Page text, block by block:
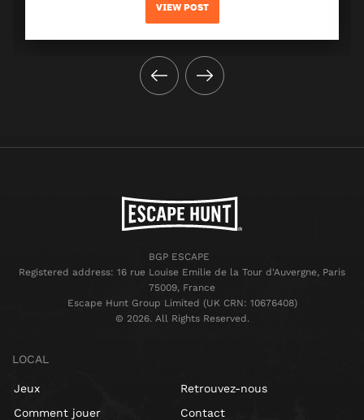
VIEW POST
BGP ESCAPE
Registered address: 16 rue Louise Emilie de la Tour d'Auvergne, Paris
75009, France
Escape Hunt Group Limited (UK CRN: 10676408)
©️ 2026. All Rights Reserved.
LOCAL
Jeux
Comment jouer
Retrouvez-nous
Contact